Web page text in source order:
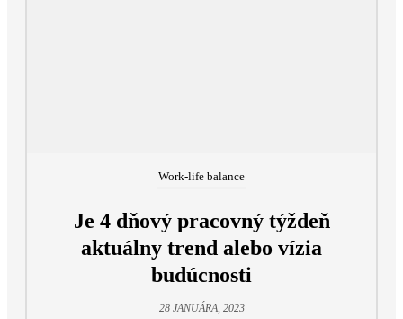
Work-life balance
Je 4 dňový pracovný týždeň
aktuálny trend alebo vízia
budúcnosti
28 JANUÁRA, 2023